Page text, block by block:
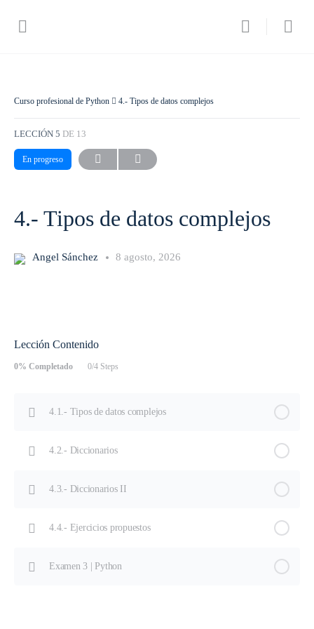
Curso profesional de Python 4.- Tipos de datos complejos
LECCIÓN 5 DE 13
En progreso
4.- Tipos de datos complejos
Angel Sánchez 8 agosto, 2026
Lección Contenido
0% Completado 0/4 Steps
4.1.- Tipos de datos complejos
4.2.- Diccionarios
4.3.- Diccionarios II
4.4.- Ejercicios propuestos
Examen 3 | Python